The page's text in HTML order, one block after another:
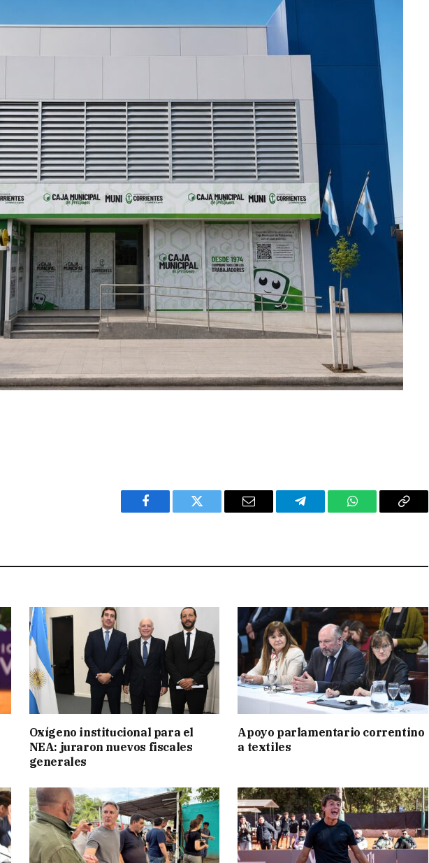
Facebook Twitter Email Telegram WhatsAppCopy
Oxígeno institucional para el
NEA: juraron nuevos fiscales
generales
Apoyo parlamentario correntino
a textiles